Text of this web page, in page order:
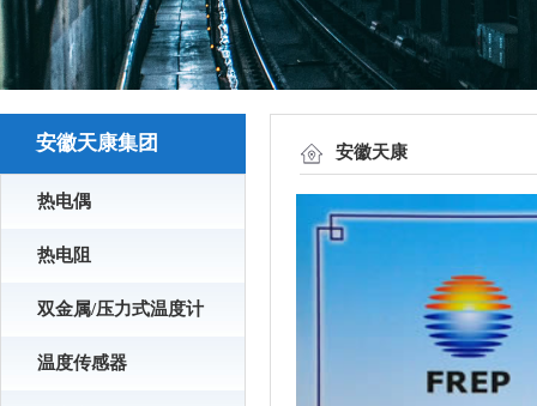
安徽天康集团
热电偶
热电阻
双金属/压力式温度计
温度传感器
安徽天康